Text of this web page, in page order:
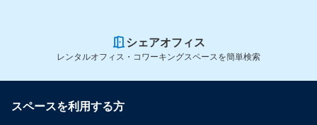
シェアオフィス
レンタルオフィス・コワーキングスペースを簡単検索
スペースを利用する方